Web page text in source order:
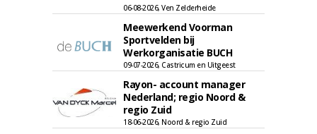
06-08-2026, Ven Zelderheide
Meewerkend Voorman
Sportvelden bij
Werkorganisatie BUCH
09-07-2026, Castricum en Uitgeest
Rayon- account manager
Nederland; regio Noord &
regio Zuid
18-06-2026, Noord & regio Zuid